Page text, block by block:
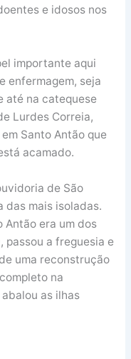
e idosos nos
importante aqui
enfermagem, seja
até na catequese
Lurdes Correia,
Santo Antão que
acamado.
de São
das mais isoladas.
Antão era um dos
passou a freguesia e
uma reconstrução
na
as ilhas